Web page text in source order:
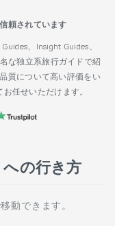
頼されています
、Insight Guides、
な独立系旅行ガイドで紹
質について高い評価をい
任せいただけます。
の行き方
動できます。